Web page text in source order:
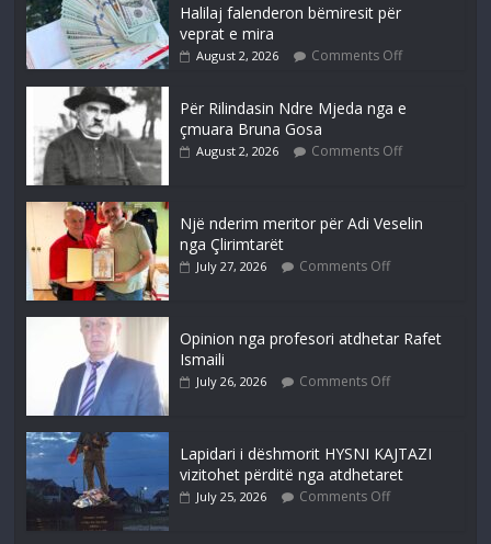
Halilaj falenderon bëmiresit për
veprat e mira
August 2, 2026 Comments Off
Për Rilindasin Ndre Mjeda nga e
çmuara Bruna Gosa
August 2, 2026 Comments Off
Një nderim meritor për Adi Veselin
nga Çlirimtarët
July 27, 2026 Comments Off
Opinion nga profesori atdhetar Rafet
Ismaili
July 26, 2026 Comments Off
Lapidari i dëshmorit HYSNI KAJTAZI
vizitohet përditë nga atdhetaret
July 25, 2026 Comments Off